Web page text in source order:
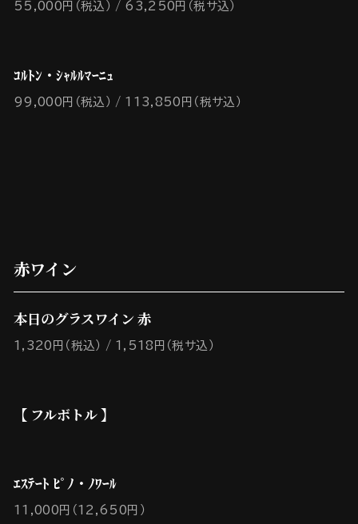
55,000円（税込） 63,250円（税サ込）
ｺﾙﾄﾝ・ｼｬﾙﾙﾏｰﾆｭ
99,000円（税込） 113,850円（税サ込）
赤ワイン
本日のグラスワイン 赤
1,320円（税込） 1,518円（税サ込）
【 フルボトル 】
ｴｽﾃｰﾄ ﾋﾟﾉ・ﾉﾜｰﾙ
11,000円（12,650円）